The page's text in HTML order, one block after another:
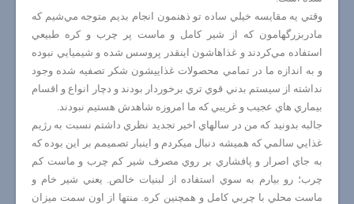
وقتي يه مقايسه خيلي ساده تو ذهنمون انجام بديم متوجه مي‌شيم كه
مادربزرگهامون كه از شير كامل و ماست پر چرب و كره طبيعي
استفاده مي‌كردند و غذاهاشون اينقدر پروسس شده و شيميايي نبوده
و به اندازه ما در تمامي محصولات غذاييشون شكر تصفيه شده وجود
نداشته از سيستم بدني قوي تري برخوردار بودند و دچار انواع و اقسام
بيماري هاي عجيب و غريبي كه ما امروزه شاهدش هستيم نبودند.
جالبه بدونيد كه من در سالهاي اخير تجديد نظري داشتم نسبت به رژيم
غذايي سالمي كه هميشه دنبال ميكردم و اينبار تصميمم بر اين بوده كه
به جاي اصرار و پافشاري بر روي مصرف شير كم چرب و ماست كم
چرب؛ رو بيارم به سوي استفاده از لبنيات خالص. يعني شير خام و
ماست محلي با چربي كامل و همچنين كره. منتها از اون سمت ميزان